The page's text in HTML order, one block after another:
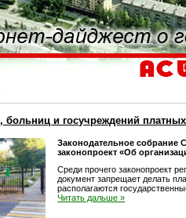
больниц и госучреждений
Законодательное собрание
законопроект «Об
Среди прочего законопроект
документ запрещает делать
располагаются
Читать дальше »